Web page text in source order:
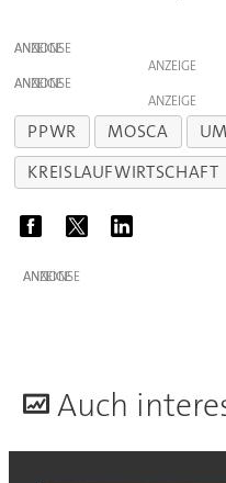
ANZEIGE
ANZEIGE
ANZEIGE
ANZEIGE
PPWR MOSCA
KREISLAUFWIRTSCHAFT
ANZEIGE
Auch